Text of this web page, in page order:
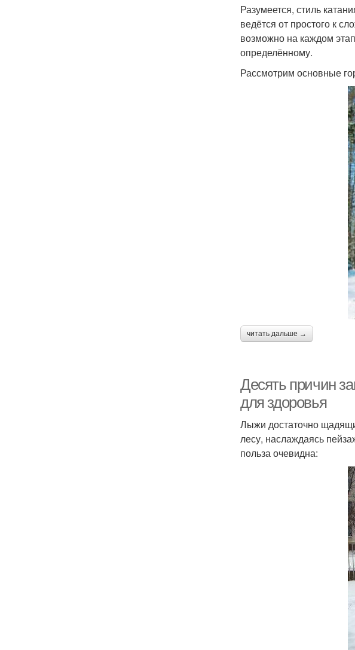
Разумеется, стиль
ведётся от простого к
возможно на каждом
определённому.
Рассмотрим основные
читать дальше →
Десять причин
для здоровья
Лыжи достаточно
лесу, наслаждаясь
польза очевидна: